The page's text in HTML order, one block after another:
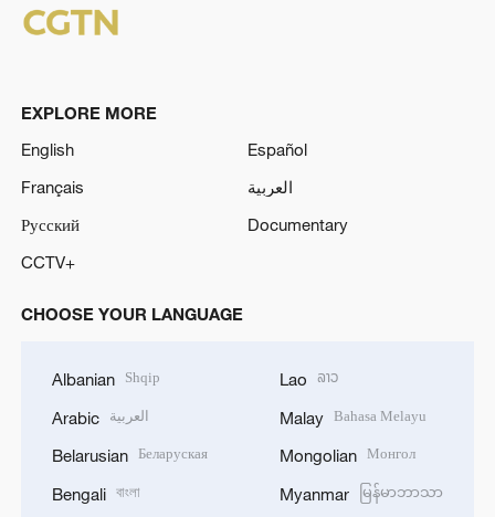
EXPLORE MORE
English
Español
Français
العربية
Русский
Documentary
CCTV+
CHOOSE YOUR LANGUAGE
Albanian Shqip
Arabic العربية
Belarusian Беларуская
Bengali বাংলা
Lao ລາວ
Malay Bahasa Melayu
Mongolian Монгол
Myanmar မြန်မာဘာသာ